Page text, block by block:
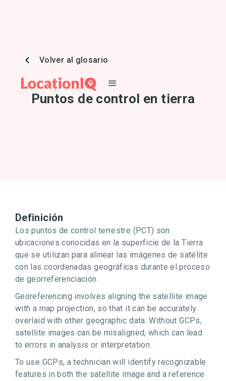
Volver al glosario
Puntos de control en tierra
Definición
Los puntos de control terrestre (PCT) son
ubicaciones conocidas en la superficie de la Tierra
que se utilizan para alinear las imágenes de satélite
con las coordenadas geográficas durante el proceso
de georreferenciación.
Georeferencing involves aligning the satellite image
with a map projection, so that it can be accurately
overlaid with other geographic data. Without GCPs,
satellite images can be misaligned, which can lead
to errors in analysis or interpretation.
To use GCPs, a technician will identify recognizable
features in both the satellite image and a reference